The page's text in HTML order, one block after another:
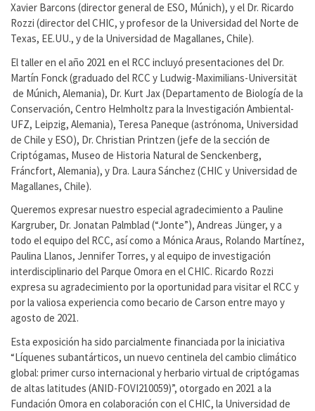
Xavier Barcons (director general de ESO, Múnich), y el Dr. Ricardo
Rozzi (director del CHIC, y profesor de la Universidad del Norte de
Texas, EE.UU., y de la Universidad de Magallanes, Chile).
El taller en el año 2021 en el RCC incluyó presentaciones del Dr.
Martín Fonck (graduado del RCC y Ludwig-Maximilians-Universität
de Múnich, Alemania), Dr. Kurt Jax (Departamento de Biología de la
Conservación, Centro Helmholtz para la Investigación Ambiental-
UFZ, Leipzig, Alemania), Teresa Paneque (astrónoma, Universidad
de Chile y ESO), Dr. Christian Printzen (jefe de la sección de
Criptógamas, Museo de Historia Natural de Senckenberg,
Fráncfort, Alemania), y Dra. Laura Sánchez (CHIC y Universidad de
Magallanes, Chile).
Queremos expresar nuestro especial agradecimiento a Pauline
Kargruber, Dr. Jonatan Palmblad (“Jonte”), Andreas Jünger, y a
todo el equipo del RCC, así como a Mónica Araus, Rolando Martínez,
Paulina Llanos, Jennifer Torres, y al equipo de investigación
interdisciplinario del Parque Omora en el CHIC. Ricardo Rozzi
expresa su agradecimiento por la oportunidad para visitar el RCC y
por la valiosa experiencia como becario de Carson entre mayo y
agosto de 2021.
Esta exposición ha sido parcialmente financiada por la iniciativa
“Líquenes subantárticos, un nuevo centinela del cambio climático
global: primer curso internacional y herbario virtual de criptógamas
de altas latitudes (ANID-FOVI210059)”, otorgado en 2021 a la
Fundación Omora en colaboración con el CHIC, la Universidad de